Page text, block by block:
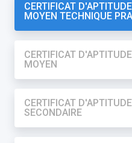
CERTIFICAT
MOYEN TECHNIQUE
CERTIFICAT
MOYEN
CERTIFICAT
SECONDAIRE